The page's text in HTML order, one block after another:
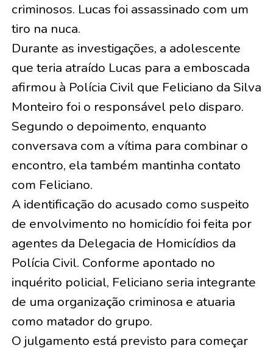
criminosos. Lucas foi assassinado com um
tiro na nuca.
Durante as investigações, a adolescente
que teria atraído Lucas para a emboscada
afirmou à Polícia Civil que Feliciano da Silva
Monteiro foi o responsável pelo disparo.
Segundo o depoimento, enquanto
conversava com a vítima para combinar o
encontro, ela também mantinha contato
com Feliciano.
A identificação do acusado como suspeito
de envolvimento no homicídio foi feita por
agentes da Delegacia de Homicídios da
Polícia Civil. Conforme apontado no
inquérito policial, Feliciano seria integrante
de uma organização criminosa e atuaria
como matador do grupo.
O julgamento está previsto para começar